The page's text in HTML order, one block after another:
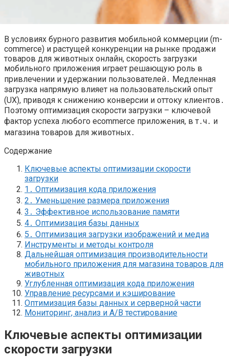
В условиях бурного развития мобильной коммерции (m-
commerce) и растущей конкуренции на рынке продажи
товаров для животных онлайн, скорость загрузки
мобильного приложения играет решающую роль в
привлечении и удержании пользователей․ Медленная
загрузка напрямую влияет на пользовательский опыт
(UX), приводя к снижению конверсии и оттоку клиентов․
Поэтому оптимизация скорости загрузки – ключевой
фактор успеха любого ecommerce приложения, в т․ч․ и
магазина товаров для животных․
Содержание
Ключевые аспекты оптимизации скорости
загрузки
1․ Оптимизация кода приложения
2․ Уменьшение размера приложения
3․ Эффективное использование памяти
4․ Оптимизация базы данных
5․ Оптимизация загрузки изображений и медиа
Инструменты и методы контроля
Дальнейшая оптимизация производительности
мобильного приложения для магазина товаров для
животных
Углубленная оптимизация кода приложения
Управление ресурсами и кэширование
Оптимизация базы данных и серверной части
Мониторинг, анализ и A/B тестирование
Ключевые аспекты оптимизации
скорости загрузки